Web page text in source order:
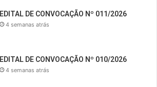
EDITAL DE CONVOCAÇÃO Nº 011/2026
4 semanas atrás
EDITAL DE CONVOCAÇÃO Nº 010/2026
4 semanas atrás